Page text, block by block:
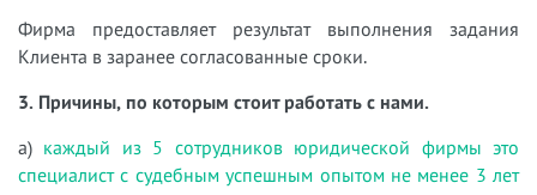
Фирма предоставляет результат выполнения задания
Клиента в заранее согласованные сроки.
3. Причины, по которым стоит работать с нами.
а) каждый из 5 сотрудников юридической фирмы это
специалист с судебным успешным опытом не менее 3 лет